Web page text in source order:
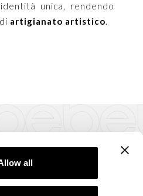
all
unica, rendendo
artigianato artistico.